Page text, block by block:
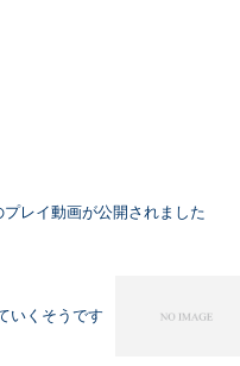
レイ動画が公開されました
いくそうです